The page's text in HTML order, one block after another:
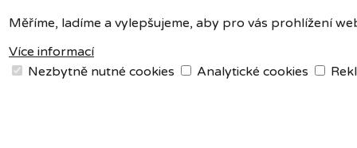
Měříme, ladíme a vylepšujeme, aby pro vás prohlížení
Více informací
Nezbytně nutné cookies
Analytické cookies